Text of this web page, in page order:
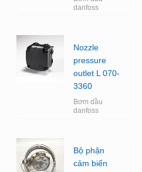
danfoss
Nozzle
pressure
outlet L 070-
3360
Bơm dầu
danfoss
Bộ phận
cảm biến